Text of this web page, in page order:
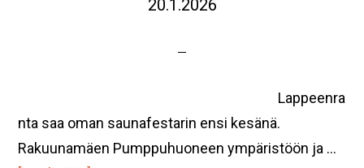
20.1.2026
Lappeenra
nta saa oman saunafestarin ensi kesänä.
Rakuunamäen Pumppuhuoneen ympäristöön ja …